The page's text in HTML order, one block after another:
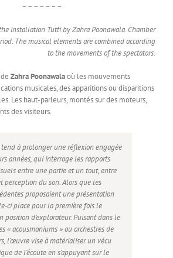
– – – – – – –
installation Tutti by Zahra Poonawala. Chamber
The musical elements are combined according
to the movements of the spectators.
Zahra Poonawalaoù les mouvements
musicales, des apparitions ou disparitions
Les haut-parleurs, montés sur des moteurs,
des visiteurs.
à prolonger une réflexion engagée
années, qui interroge les rapports
entre une partie et un tout, entre
perception du son. Alors que les
proposaient une présentation
ci place pour la première fois le
position d’explorateur. Puisant dans le
« acousmoniums » ou orchestres de
l’œuvre vise à matérialiser un vécu
de l’écoute en s’appuyant sur le